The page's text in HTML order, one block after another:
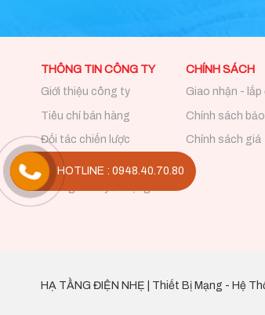
THÔNG TIN CÔNG TY
Giới thiệu công ty
Tiêu chí bán hàng
Đối tác chiến lược
Hệ thống trung tâm
Thông tin tuyển dụng
CHÍNH SÁCH
Giao nhận - lắp
Chính sách
Chính sách giá
HẠ TẦNG ĐIỆN NHẸ | Thiết Bị Mạng - Hệ
HOTLINE : 0948.40.70.80